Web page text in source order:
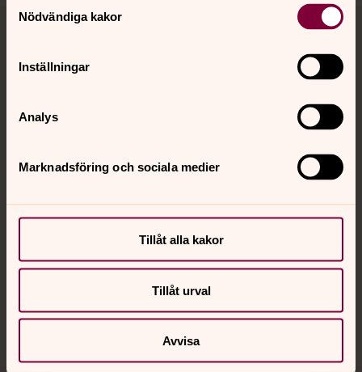
Nödvändiga kakor
Inställningar
Analys
Marknadsföring och sociala medier
Tillåt alla kakor
Tillåt urval
Avvisa
Tillbaka till toppen
Tillbaka till innehållet
Hitta snabbt
Sociala kanaler